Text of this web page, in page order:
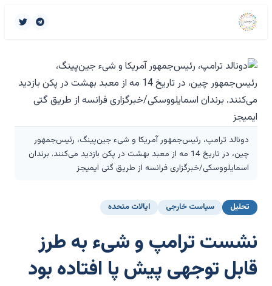
دونالد ترامپ، رئیس‌جمهور آمریکا و شیء جین‌پینگ، رئیس‌جمهور
چین، در تاریخ 14 مه از معبد بهشت در پکن بازدید می‌کنند. برندان
اسمایلووسکی/خبرگزاری فرانسه از طریق گتی ایمیجز
تحلیل سیاست خارجی ایالات متحده
نشست ترامپ و شیء به طرز
قابل توجهی پیش پا افتاده بود